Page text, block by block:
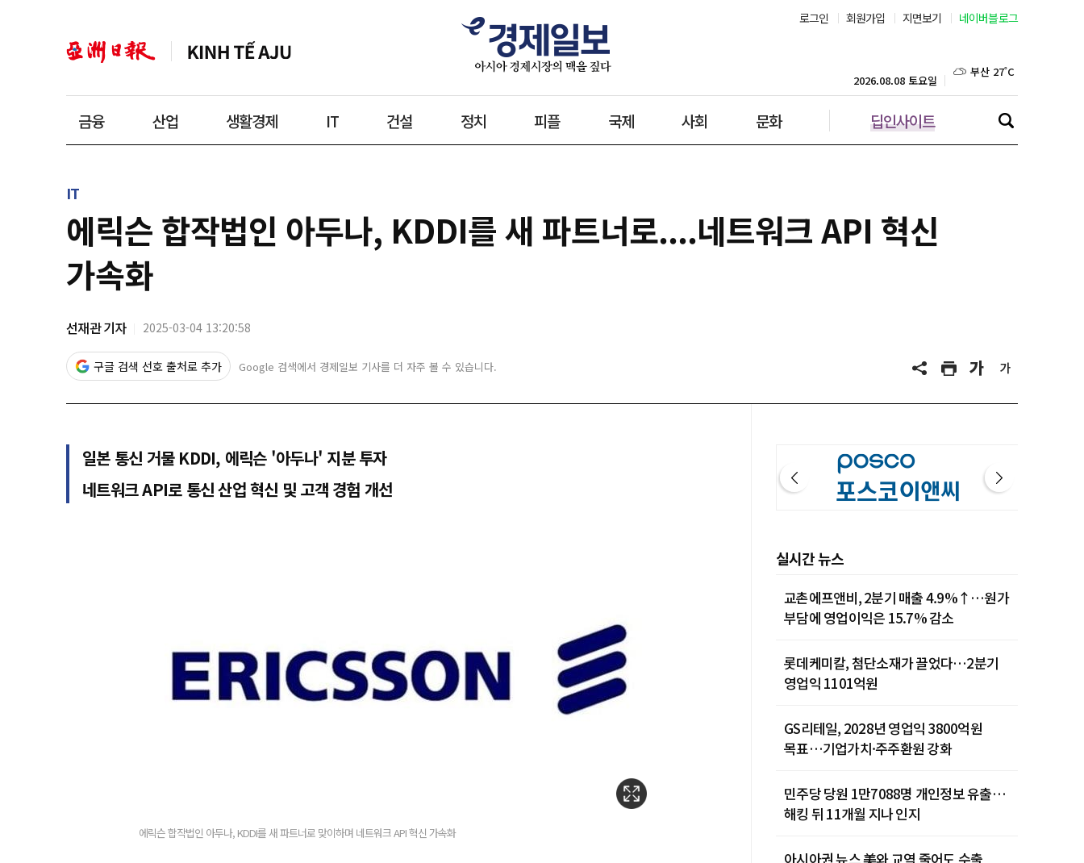
로그인 회원가입 지면보기 네이버블로그
금융 산업 생활경제 IT 건설 정치 피플 국제 사회 문화 딥인사이트
2026.08.08 토요일 대구 25˚C
인천 29˚C
IT
에릭슨 합작법인 아두나, KDDI를 새 파트너로....네트워크 API 혁신
가속화
선재관 기자 2025-03-04 13:20:58
구글 검색 선호 출처로 추가 Google 검색에서 경제일보 기사를 더 자주 볼 수 있습니다.
일본 통신 거물 KDDI, 에릭슨 '아두나' 지분 투자
네트워크 API로 통신 산업 혁신 및 고객 경험 개선
에릭슨 합작법인 아두나, KDDI를 새 파트너로 맞이하며 네트워크 API 혁신 가속화
실시간 뉴스
교촌에프앤비, 2분기 매출 4.9%↑…원가
부담에 영업이익은 15.7% 감소
롯데케미칼, 첨단소재가 끌었다…2분기
영업익 1101억원
GS리테일, 2028년 영업익 3800억원
목표…기업가치·주주환원 강화
민주당 당원 1만7088명 개인정보 유출…
해킹 뒤 11개월 지나 인지
아시아권 뉴스 美와 교역 줄어도 수출